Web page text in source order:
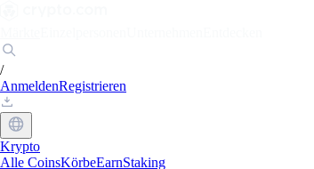
/
AnmeldenRegistrieren
Krypto
Alle CoinsKörbeEarnStaking